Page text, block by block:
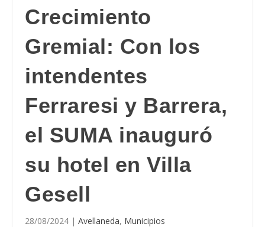
Crecimiento
Gremial: Con los
intendentes
Ferraresi y Barrera,
el SUMA inauguró
su hotel en Villa
Gesell
28/08/2024 |Avellaneda, Municipios